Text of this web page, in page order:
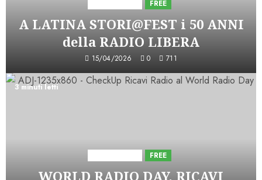
FREE
A LATINA STORI@FEST i 50 ANNI
della RADIO LIBERA
15/04/2026 0 711
3 minuti letti
FREE
WORLD RADIO DAY, RICAVI